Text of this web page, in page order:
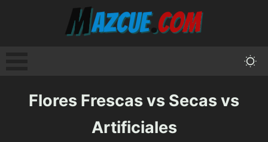
Flores Frescas vs Secas vs
Artificiales